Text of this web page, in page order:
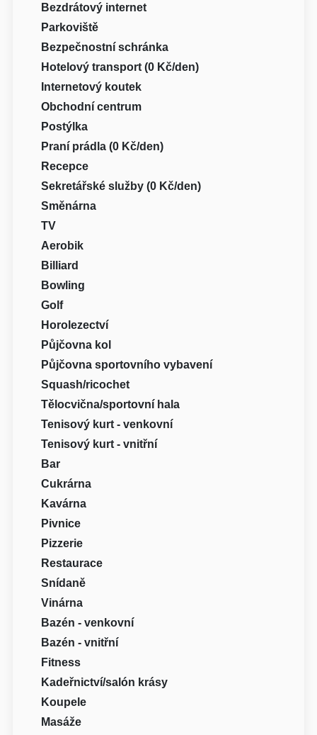
Bezdrátový internet
Parkoviště
Bezpečnostní schránka
Hotelový transport (0 Kč/den)
Internetový koutek
Obchodní centrum
Postýlka
Praní prádla (0 Kč/den)
Recepce
Sekretářské služby (0 Kč/den)
Směnárna
TV
Aerobik
Billiard
Bowling
Golf
Horolezectví
Půjčovna kol
Půjčovna sportovního vybavení
Squash/ricochet
Tělocvična/sportovní hala
Tenisový kurt - venkovní
Tenisový kurt - vnitřní
Bar
Cukrárna
Kavárna
Pivnice
Pizzerie
Restaurace
Snídaně
Vinárna
Bazén - venkovní
Bazén - vnitřní
Fitness
Kadeřnictví/salón krásy
Koupele
Masáže